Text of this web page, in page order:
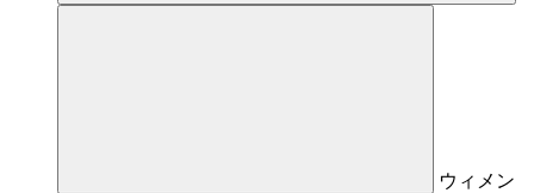
ウィメン